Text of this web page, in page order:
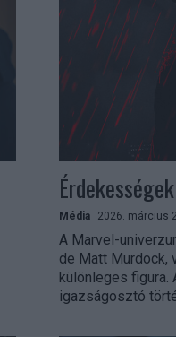
Média 2026. március
A Marvel-
de Matt Murdock,
különleges
igazságosztó